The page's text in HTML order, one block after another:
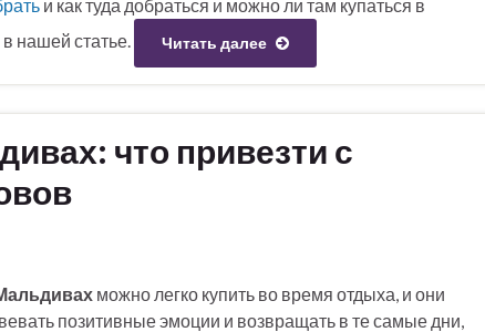
и как туда добраться и можно ли там купаться в
нашей статье.
Читать далее
что привезти с
можно легко купить во время отдыха, и они
позитивные эмоции и возвращать в те самые дни,